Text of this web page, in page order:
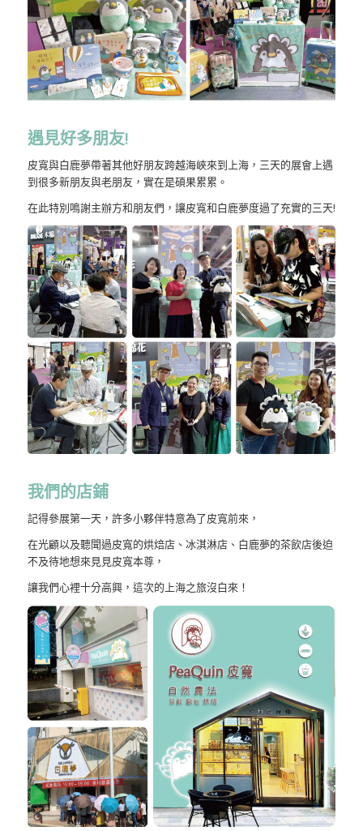
遇見好多朋友!
皮寬與白鹿夢帶著其他好朋友跨越海峽來到上海，三天的展會上遇
到很多新朋友與老朋友，實在是碩果累累。
在此特別鳴謝主辦方和朋友們，讓皮寬和白鹿夢度過了充實的三天!
我們的店鋪
記得參展第一天，許多小夥伴特意為了皮寬前來，
在光顧以及聽聞過皮寬的烘焙店、冰淇淋店、白鹿夢的茶飲店後迫
不及待地想來見見皮寬本尊，
讓我們心裡十分高興，這次的上海之旅沒白來！